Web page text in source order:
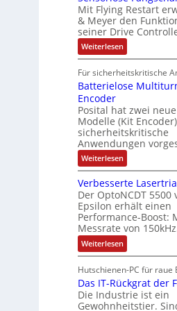
o
m
a
t
i
o
g
e
w
ä
h
t
i
t
s
k
ä
f
t
e
d
i
e
r
d
4
0
A
N
e
t
z
t
e
l
e
r
ä
l
t
S
c
h
u
t
z
l
a
c
k
b
e
s
c
i
c
h
Mit Flying Restart
& Meyer den
seiner Drive
Weiterlesen:
S
n
s
l
o
s
e
F
a
n
g
s
c
h
a
l
t
u
n
g
Für sicherheitskritische
Batterielose
Encoder
Posital hat zwei
Modelle (Kit
sicherheitskritische
Anwendungen
Weiterlesen:
B
t
t
e
r
i
e
l
o
e
M
u
l
Verbesserte
Der OptoNCDT 5500
Epsilon erhält einen
Performance-Boost:
Messrate von
Weiterlesen:
V
r
b
e
s
Hutschienen-PC für raue
Das IT-Rückgrat der
Die Industrie ist ein
Gewohnheitstier.